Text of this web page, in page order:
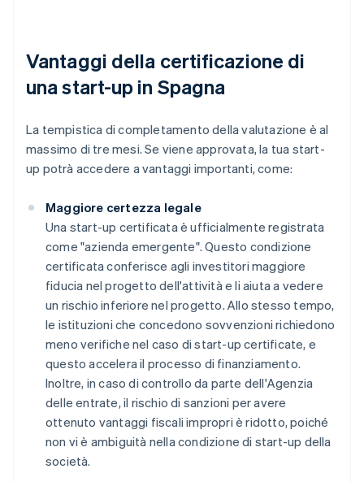
Vantaggi della certificazione di
una start-up in Spagna
La tempistica di completamento della valutazione è al
massimo di tre mesi. Se viene approvata, la tua start-
up potrà accedere a vantaggi importanti, come:
Maggiore certezza legale
Una start-up certificata è ufficialmente registrata
come "azienda emergente". Questo condizione
certificata conferisce agli investitori maggiore
fiducia nel progetto dell'attività e li aiuta a vedere
un rischio inferiore nel progetto. Allo stesso tempo,
le istituzioni che concedono sovvenzioni richiedono
meno verifiche nel caso di start-up certificate, e
questo accelera il processo di finanziamento.
Inoltre, in caso di controllo da parte dell'Agenzia
delle entrate, il rischio di sanzioni per avere
ottenuto vantaggi fiscali impropri è ridotto, poiché
non vi è ambiguità nella condizione di start-up della
società.